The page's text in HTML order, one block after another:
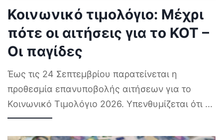
Κοινωνικό τιμολόγιο: Μέχρι
πότε οι αιτήσεις για το ΚΟΤ –
Οι παγίδες
Έως τις 24 Σεπτεμβρίου παρατείνεται η
προθεσμία επανυποβολής αιτήσεων για το
Κοινωνικό Τιμολόγιο 2026. Υπενθυμίζεται ότι ...